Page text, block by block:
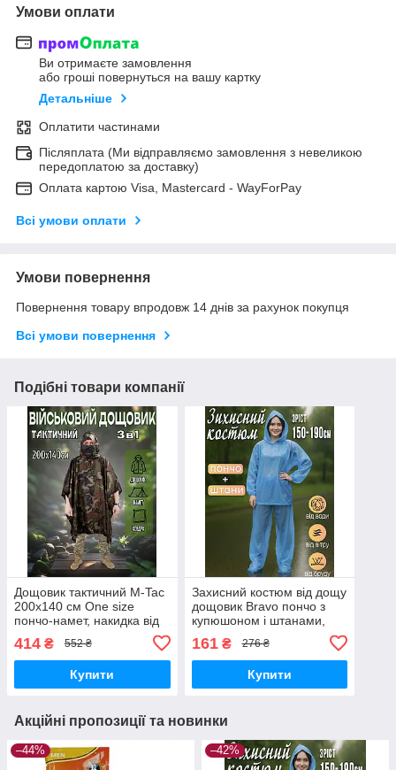
Умови оплати
Ви отримаєте замовлення
або гроші повернуться на вашу картку
Детальніше
Оплатити частинами
Післяплата (Ми відправляємо замовлення з невеликою
передоплатою за доставку)
Оплата картою Visa, Mastercard - WayForPay
Всі умови оплати
Умови повернення
Повернення товару впродовж 14 днів за рахунок покупця
Всі умови повернення
Подібні товари компанії
Дощовик тактичний M-Tac
200x140 см One size
пончо-намет, накидка від
414 ₴ 552 ₴
Купити
Захисний костюм від дощу
дощовик Bravo пончо з
купюшоном і штанами,
Блакитний
161₴ 276 ₴
Купити
Акційні пропозиції та новинки
–44% –42%